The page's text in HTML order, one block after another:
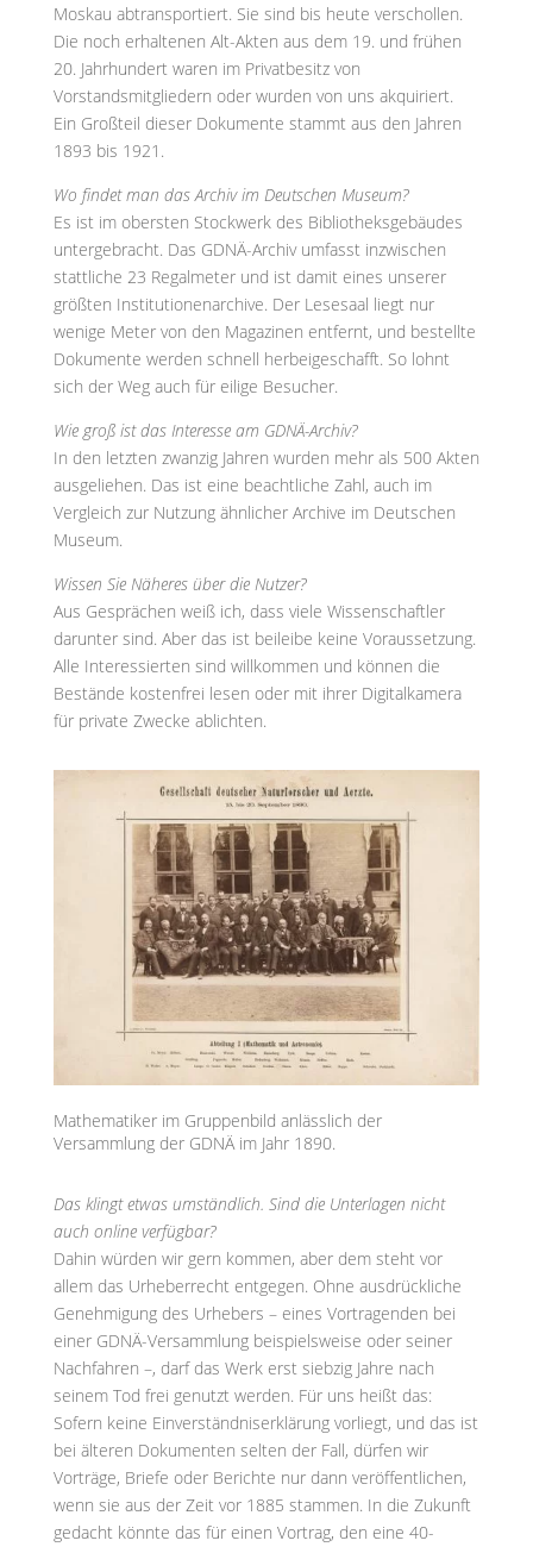
Moskau abtransportiert. Sie sind bis heute verschollen.
Die noch erhaltenen Alt-Akten aus dem 19. und frühen
20. Jahrhundert waren im Privatbesitz von
Vorstandsmitgliedern oder wurden von uns akquiriert.
Ein Großteil dieser Dokumente stammt aus den Jahren
1893 bis 1921.
Wo findet man das Archiv im Deutschen Museum?
Es ist im obersten Stockwerk des Bibliotheksgebäudes
untergebracht. Das GDNÄ-Archiv umfasst inzwischen
stattliche 23 Regalmeter und ist damit eines unserer
größten Institutionenarchive. Der Lesesaal liegt nur
wenige Meter von den Magazinen entfernt, und bestellte
Dokumente werden schnell herbeigeschafft. So lohnt
sich der Weg auch für eilige Besucher.
Wie groß ist das Interesse am GDNÄ-Archiv?
In den letzten zwanzig Jahren wurden mehr als 500 Akten
ausgeliehen. Das ist eine beachtliche Zahl, auch im
Vergleich zur Nutzung ähnlicher Archive im Deutschen
Museum.
Wissen Sie Näheres über die Nutzer?
Aus Gesprächen weiß ich, dass viele Wissenschaftler
darunter sind. Aber das ist beileibe keine Voraussetzung.
Alle Interessierten sind willkommen und können die
Bestände kostenfrei lesen oder mit ihrer Digitalkamera
für private Zwecke ablichten.
Mathematiker im Gruppenbild anlässlich der
Versammlung der GDNÄ im Jahr 1890.
Das klingt etwas umständlich. Sind die Unterlagen nicht
auch online verfügbar?
Dahin würden wir gern kommen, aber dem steht vor
allem das Urheberrecht entgegen. Ohne ausdrückliche
Genehmigung des Urhebers – eines Vortragenden bei
einer GDNÄ-Versammlung beispielsweise oder seiner
Nachfahren –, darf das Werk erst siebzig Jahre nach
seinem Tod frei genutzt werden. Für uns heißt das:
Sofern keine Einverständniserklärung vorliegt, und das ist
bei älteren Dokumenten selten der Fall, dürfen wir
Vorträge, Briefe oder Berichte nur dann veröffentlichen,
wenn sie aus der Zeit vor 1885 stammen. In die Zukunft
gedacht könnte das für einen Vortrag, den eine 40-